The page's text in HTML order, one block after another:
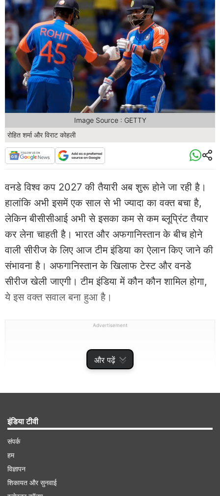
और पढ़ें
रोहित शर्मा और विराट कोहली
Image Source : GETTY
वनडे विश्व कप 2027 की तैयारी अब शुरू होने जा रही है।
हालांकि अभी इसमें एक साल से भी ज्यादा का वक्त बचा है,
लेकिन बीसीसीआई अभी से इसका कम से कम ​ब्लूप्रिंट तैयार
कर लेना चाहती है। भारत और अफगानिस्तान के बीच होने
वाली सीरीज के लिए आज टीम इंडिया का ऐलान किए जाने की
संभावना है। अफगानिस्तान के खिलाफ टेस्ट और वनडे
सीरीज खेली जाएगी। टीम इंडिया में कौन कौन शामिल होगा,
ये इस वक्त सवाल बना हुआ है।
Advertisement
अगले महीने खेली जाएगी भारत बनाम अफगानिस्तान सीरीज
भारत और अफगानिस्तान के बीच अगले महीने सीरीज होनी
इंडिया टीवी
संपर्क
हम
विज्ञापन
शिकायत और सुनवाई